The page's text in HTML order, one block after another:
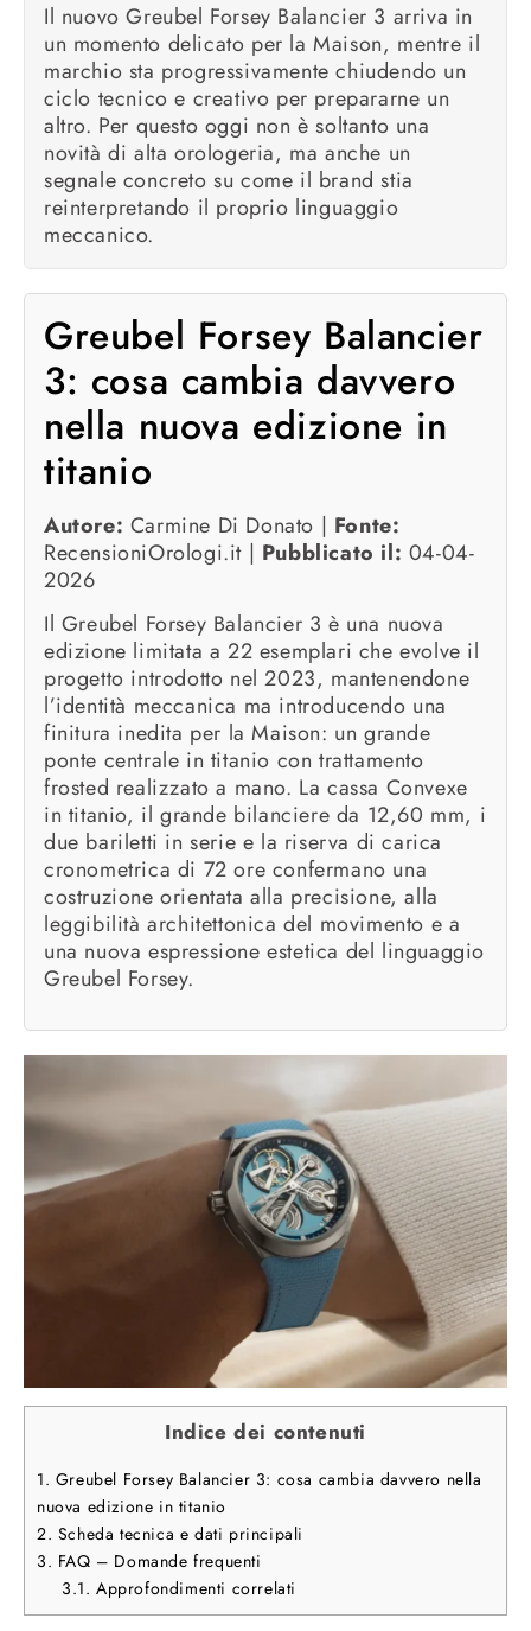
Il nuovo Greubel Forsey Balancier 3 arriva in
un momento delicato per la Maison, mentre il
marchio sta progressivamente chiudendo un
ciclo tecnico e creativo per prepararne un
altro. Per questo oggi non è soltanto una
novità di alta orologeria, ma anche un
segnale concreto su come il brand stia
reinterpretando il proprio linguaggio
meccanico.
Greubel Forsey Balancier
3: cosa cambia davvero
nella nuova edizione in
titanio
Autore: Carmine Di Donato | Fonte:
RecensioniOrologi.it | Pubblicato il: 04-04-
2026
Il Greubel Forsey Balancier 3 è una nuova
edizione limitata a 22 esemplari che evolve il
progetto introdotto nel 2023, mantenendone
l’identità meccanica ma introducendo una
finitura inedita per la Maison: un grande
ponte centrale in titanio con trattamento
frosted realizzato a mano. La cassa Convexe
in titanio, il grande bilanciere da 12,60 mm, i
due bariletti in serie e la riserva di carica
cronometrica di 72 ore confermano una
costruzione orientata alla precisione, alla
leggibilità architettonica del movimento e a
una nuova espressione estetica del linguaggio
Greubel Forsey.
Indice dei contenuti
1. Greubel Forsey Balancier 3: cosa cambia davvero nella
nuova edizione in titanio
2. Scheda tecnica e dati principali
3. FAQ – Domande frequenti
3.1. Approfondimenti correlati